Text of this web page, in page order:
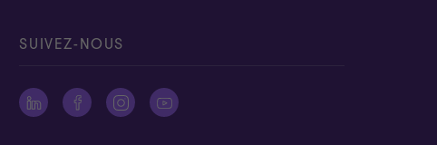
SUIVEZ-NOUS